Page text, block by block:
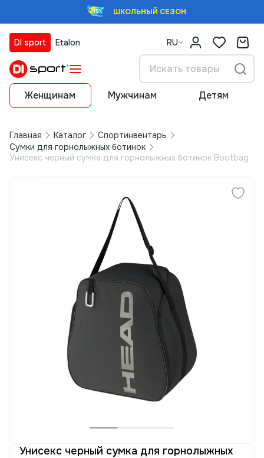
ШКОЛЬНЫЙ СЕЗОН
DI sport Etalon RU
Женщинам Мужчинам Детям
Главная Каталог
Спортинвентарь
Сумки для горнолыжных ботинок
Унисекс черный сумка для горнолыжных ботинок Bootbag
Унисекс черный сумка для горнолыжных